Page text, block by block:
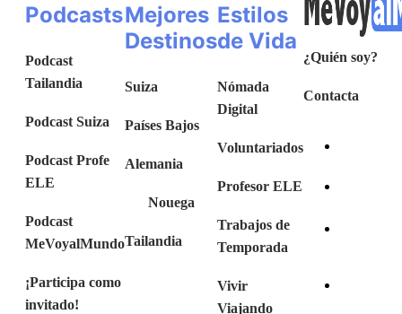
Podcasts
Podcast
Tailandia
Podcast Suiza
Podcast Profe
ELE
Podcast
MeVoyalMundo
¡Participa como
invitado!
Mejores
Destinos
Suiza
Países Bajos
Alemania
Nouega
Tailandia
Estilos
de Vida
Nómada
Digital
Voluntariados
Profesor ELE
Trabajos de
Temporada
Vivir
Viajando
¿Quién soy?
Contacta